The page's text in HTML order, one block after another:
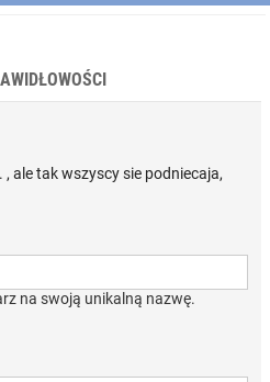
ale tak wszyscy sie podniecaja,
na swoją unikalną nazwę.